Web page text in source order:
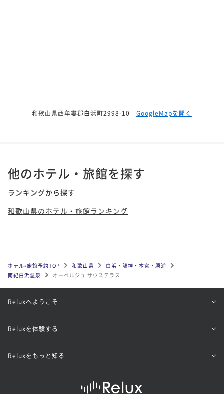
和歌山県西牟婁郡白浜町2998-10 GoogleMapを開く
他のホテル・旅館を探す
ランキングから探す
和歌山県のホテル・旅館ランキング
ホテル•旅館予約TOP 和歌山県
白浜・龍神・本宮・勝浦
南紀白浜温泉
オーベルジュ サウステラス
Reluxへようこそ
Reluxを体験する
Reluxをもっと知る